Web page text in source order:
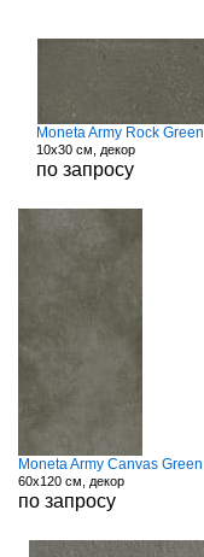
Moneta Army Rock Green
10x30 см, декор
по запросу
Moneta Army Canvas Green
60x120 см, декор
по запросу